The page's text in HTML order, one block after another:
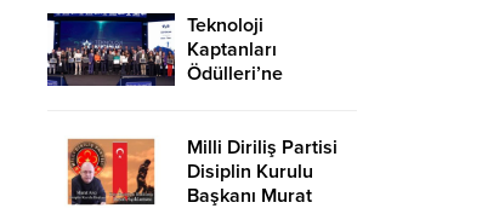
UZAK TUTUMUŞ
OLACAKTIR
Teknoloji
Kaptanları
Ödülleri’ne
Milli Diriliş Partisi
Disiplin Kurulu
Başkanı Murat